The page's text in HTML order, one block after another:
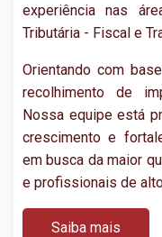
experiência nas
Tributária - Fiscal e
Orientando com
recolhimento de
Nossa equipe está
crescimento e
em busca da maior
e profissionais de
Saiba mais